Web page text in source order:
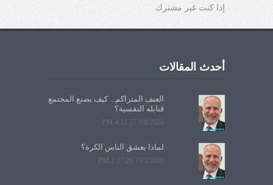
إذا كنت غير مشترك
أحدث المقالات
العنف المتراكم... كيف يصنع المجتمع
قنابله النفسية؟
8/9/2026 4:11:57 PM
لماذا يعشق الناس الكرة؟
7/13/2026 2:27:26 PM